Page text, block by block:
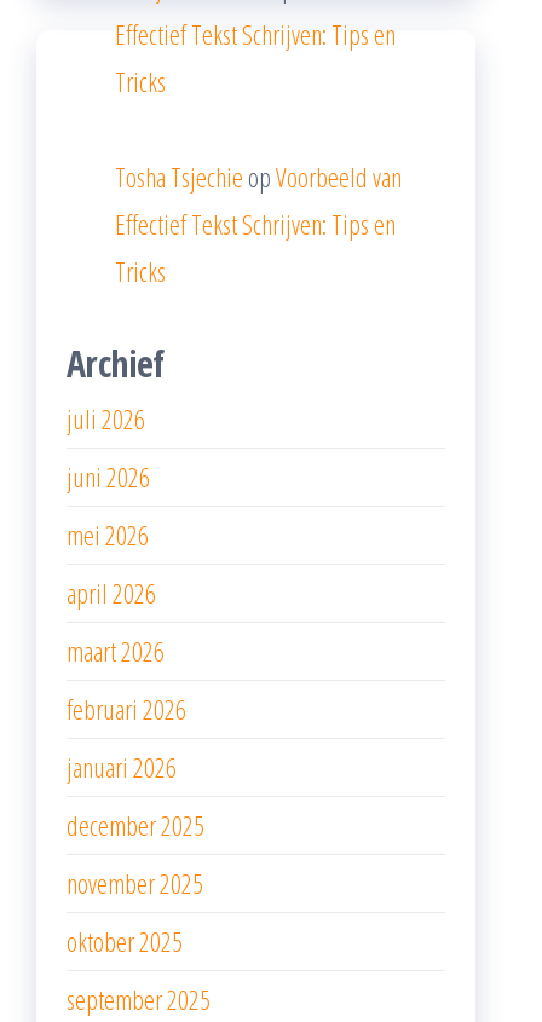
Effectief Tekst Schrijven: Tips en
Tricks
Tosha Tsjechie opVoorbeeld van
Effectief Tekst Schrijven: Tips en
Tricks
Archief
juli 2026
juni 2026
mei 2026
april 2026
maart 2026
februari 2026
januari 2026
december 2025
november 2025
oktober 2025
september 2025